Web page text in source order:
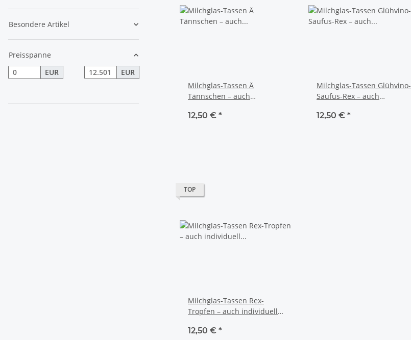
Milchglas-Tassen Ä
Tännschen – auch
12,50 € *
Milchglas-Tassen Glühvino-
Saufus-Rex – auch
12,50 € *
TOP
Milchglas-Tassen Rex-
Tropfen – auch individuell
12,50 € *
Besondere Artikel
Preisspanne
EUR
EUR